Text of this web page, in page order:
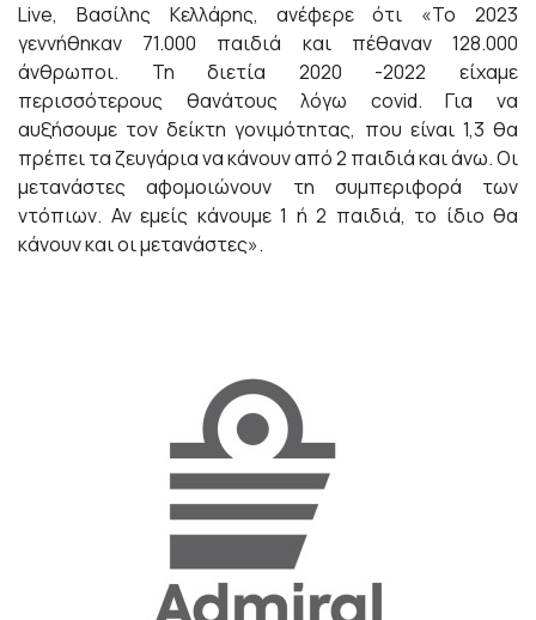
Live, Βασίλης Κελλάρης, ανέφερε ότι «Το 2023
γεννήθηκαν 71.000 παιδιά και πέθαναν 128.000
άνθρωποι. Τη διετία 2020 -2022 είχαμε
περισσότερους θανάτους λόγω covid. Για να
αυξήσουμε τον δείκτη γονιμότητας, που είναι 1,3 θα
πρέπει τα ζευγάρια να κάνουν από 2 παιδιά και άνω. Οι
μετανάστες αφομοιώνουν τη συμπεριφορά των
ντόπιων. Αν εμείς κάνουμε 1 ή 2 παιδιά, το ίδιο θα
κάνουν και οι μετανάστες».